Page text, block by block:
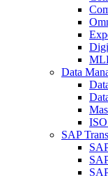
Data
SAP